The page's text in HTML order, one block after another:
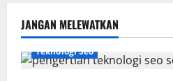
JANGAN MELEWATKAN
Teknologi Seo